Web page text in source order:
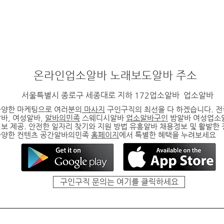
온라인 업소알바 노래보도알바주소
서울특별시 종로구 세종대로 지하 172업소알바 업소알바
한 마케팅으로 여러분의 마사지 구인구직의 최선을 다 하겠습니다. 전
, 여성알바, 알바의민족 스웨디시알바 업소알바구인 밤알바 여성업소
제공. 안전한 일자리 찾기와 지원 방법 유흥알바 채용정보 및 활발한
한 컨텐츠 공간알바의민족 홈페이지 에서 특별한 혜택을 누려보세요
구인구직 문의는 여기를 클릭하세요